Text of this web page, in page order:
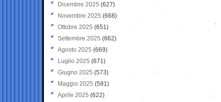
Dicembre 2025 (627)
Novembre 2025 (668)
Ottobre 2025 (651)
Settembre 2025 (662)
Agosto 2025 (669)
Luglio 2025 (671)
Giugno 2025 (573)
Maggio 2025 (591)
Aprile 2025 (622)